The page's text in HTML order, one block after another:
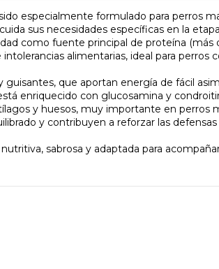
especialmente formulado para perros
sus necesidades específicas en la
como fuente principal de proteína (más
alimentarias, ideal para perros
que aportan energía de fácil
enriquecido con glucosamina y
y huesos, muy importante en perros
y contribuyen a reforzar las defensas
sabrosa y adaptada para